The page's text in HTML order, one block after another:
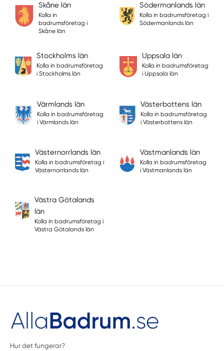
Skåne län
Kolla in
badrumsföretag i
Skåne län
Södermanlands län
Kolla in badrumsföretag i
Södermanlands län
Stockholms län
Kolla in badrumsföretag
i Stockholms län
Uppsala län
Kolla in badrumsföretag
i Uppsala län
Värmlands län
Kolla in badrumsföretag
i Värmlands län
Västerbottens län
Kolla in badrumsföretag
i Västerbottens län
Västernorrlands län
Kolla in badrumsföretag i
Västernorrlands län
Västmanlands län
Kolla in badrumsföretag
i Västmanlands län
Västra Götalands
län
Kolla in badrumsföretag i
Västra Götalands län
Hur det fungerar?